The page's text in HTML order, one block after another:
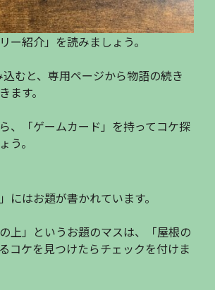
ー紹介」を読みましょう。
むと、専用ページから物語の続き
ます。
、「ゲームカード」を持ってコケ探
う。
にはお題が書かれています。
上」というお題のマスは、「屋根の
コケを見つけたらチェックを付けま